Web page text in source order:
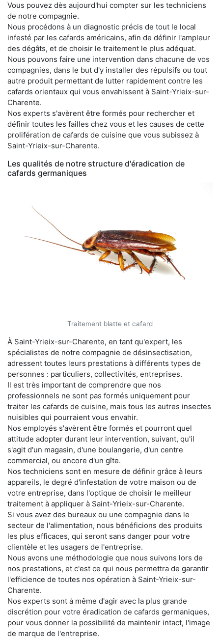
Vous pouvez dès aujourd'hui compter sur les techniciens
de notre compagnie.
Nous procédons à un diagnostic précis de tout le local
infesté par les cafards américains, afin de définir l'ampleur
des dégâts, et de choisir le traitement le plus adéquat.
Nous pouvons faire une intervention dans chacune de vos
compagnies, dans le but d'y installer des répulsifs ou tout
autre produit permettant de lutter rapidement contre les
cafards orientaux qui vous envahissent à Saint-Yrieix-sur-
Charente.
Nos experts s'avèrent être formés pour rechercher et
définir toutes les failles chez vous et les causes de cette
prolifération de cafards de cuisine que vous subissez à
Saint-Yrieix-sur-Charente.
Les qualités de notre structure d'éradication de
cafards germaniques
Traitement blatte et cafard
À Saint-Yrieix-sur-Charente, en tant qu'expert, les
spécialistes de notre compagnie de désinsectisation,
adressent toutes leurs prestations à différents types de
personnes : particuliers, collectivités, entreprises.
Il est très important de comprendre que nos
professionnels ne sont pas formés uniquement pour
traiter les cafards de cuisine, mais tous les autres insectes
nuisibles qui pourraient vous envahir.
Nos employés s'avèrent être formés et pourront quel
attitude adopter durant leur intervention, suivant, qu'il
s'agit d'un magasin, d'une boulangerie, d'un centre
commercial, ou encore d'un gîte.
Nos techniciens sont en mesure de définir grâce à leurs
appareils, le degré d'infestation de votre maison ou de
votre entreprise, dans l'optique de choisir le meilleur
traitement à appliquer à Saint-Yrieix-sur-Charente.
Si vous avez des bureaux ou une compagnie dans le
secteur de l'alimentation, nous bénéficions des produits
les plus efficaces, qui seront sans danger pour votre
clientèle et les usagers de l'entreprise.
Nous avons une méthodologie que nous suivons lors de
nos prestations, et c'est ce qui nous permettra de garantir
l'efficience de toutes nos opération à Saint-Yrieix-sur-
Charente.
Nos experts sont à même d'agir avec la plus grande
discrétion pour votre éradication de cafards germaniques,
pour vous donner la possibilité de maintenir intact, l'image
de marque de l'entreprise.